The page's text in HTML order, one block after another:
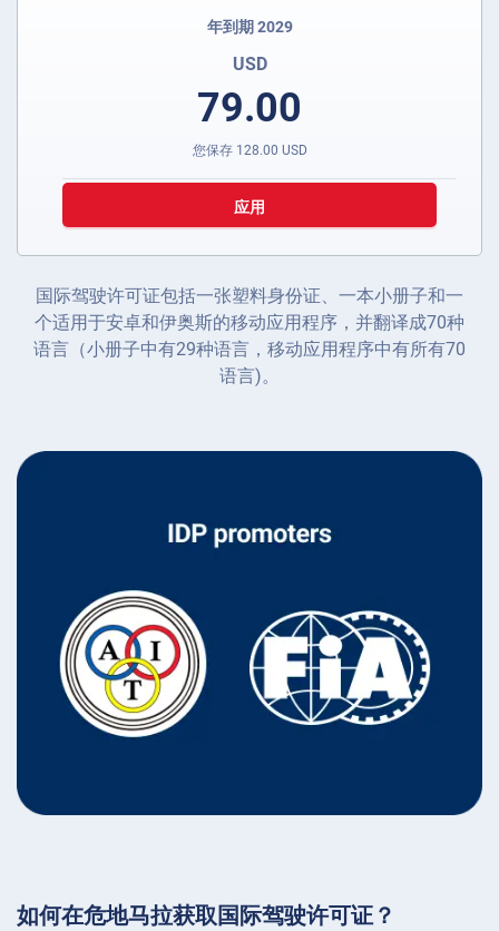
年到期 2029
USD
79.00
您保存 128.00 USD
应用
国际驾驶许可证包括一张塑料身份证、一本小册子和一
个适用于安卓和伊奥斯的移动应用程序，并翻译成70种
语言（小册子中有29种语言，移动应用程序中有所有70
语言)。
如何在危地马拉获取国际驾驶许可证？